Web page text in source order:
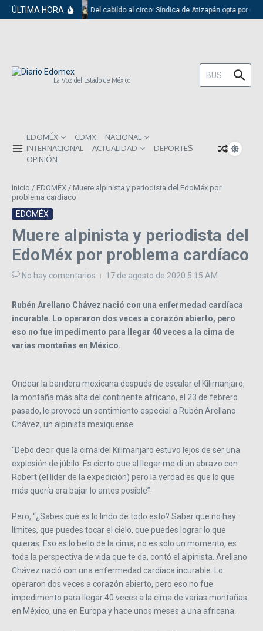
Saltar al contenido
ÚLTIMA HORA Del cabildo al circo: Síndica de Atizapán opta por el
La Voz del Estado de México
Buscar:
EDOMÉX CDMX
NACIONAL
INTERNACIONAL
ACTUALIDAD
DEPORTES
OPINIÓN
Inicio / EDOMÉX / Muere alpinista y periodista del EdoMéx por
problema cardíaco
EDOMÉX
Muere alpinista y periodista del
EdoMéx por problema cardíaco
No hay comentarios 17 de agosto de 2020 5:15 AM
Rubén Arellano Chávez nació con una enfermedad cardíaca
incurable. Lo operaron dos veces a corazón abierto, pero
eso no fue impedimento para llegar 40 veces a la cima de
varias montañas en México.
Ondear la bandera mexicana después de escalar el Kilimanjaro,
la montaña más alta del continente africano, el 23 de febrero
pasado, le provocó un sentimiento especial a Rubén Arellano
Chávez, un alpinista mexiquense.
“Debo decir que la cima del Kilimanjaro estuvo lejos de ser una
explosión de júbilo. Es cierto que al llegar me di un abrazo con
Robert (el líder de la expedición) pero la verdad es que lo que
más quería era bajar lo antes posible”.
Pero, “¿Sabes qué es lo lindo de todo esto? Saber que no hay
límites, que puedes tocar el cielo, que puedes lograr lo que
quieras. Eso es lo bello de la cima, no es solo un momento, es
toda la perspectiva de vida que te da, contó el alpinista. Arellano
Chávez nació con una enfermedad cardíaca incurable. Lo
operaron dos veces a corazón abierto, pero eso no fue
impedimento para llegar 40 veces a la cima de varias montañas
en México, una en Europa y hace unos meses a una africana.